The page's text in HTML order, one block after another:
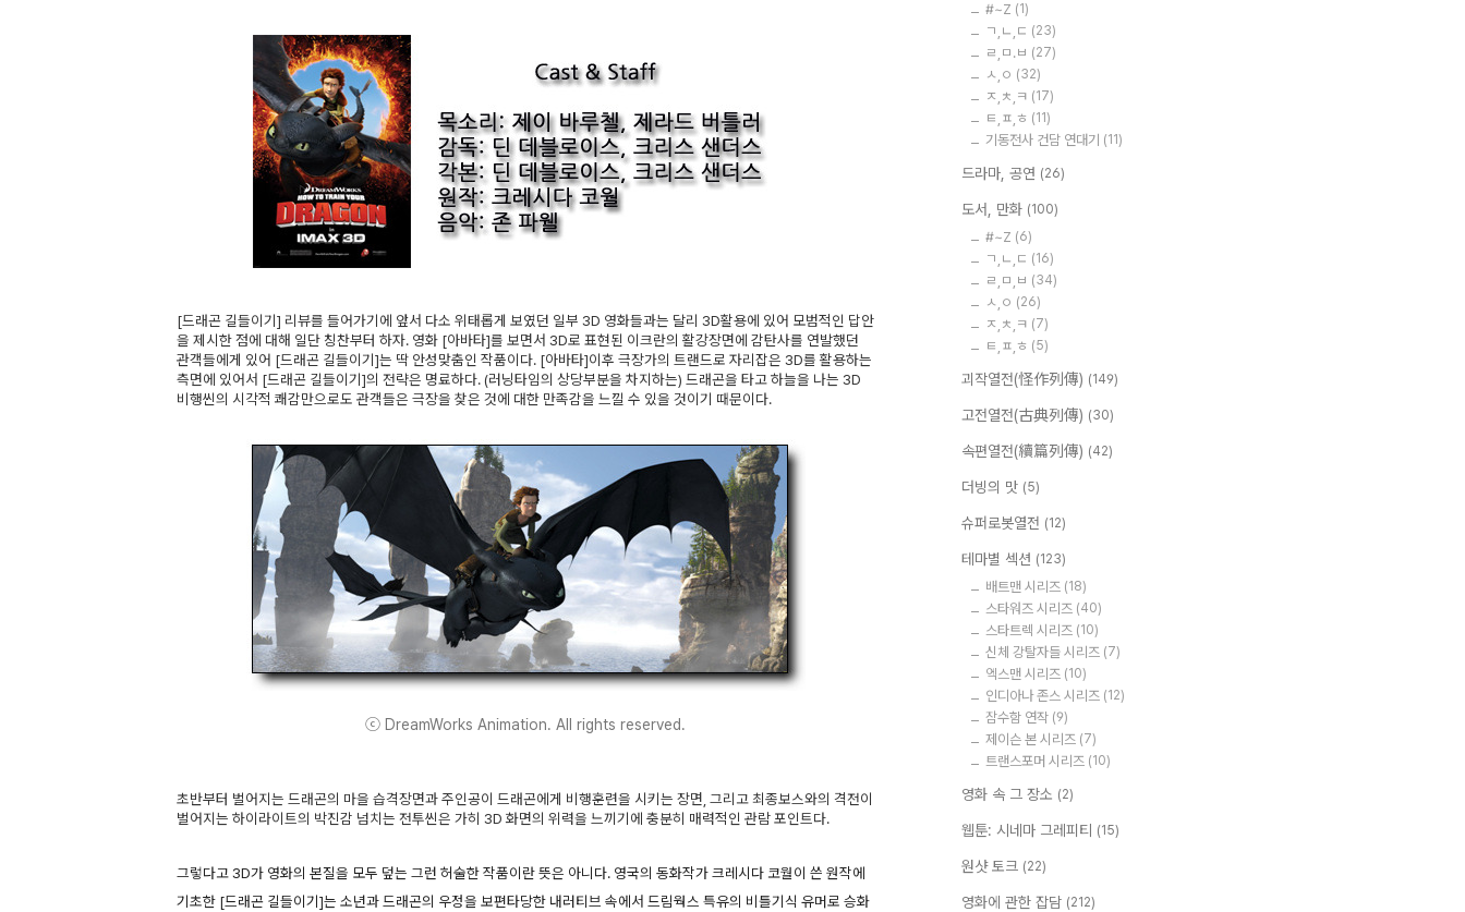
[드래곤 길들이기] 리뷰를 들어가기에 앞서 다소 위태롭게 보였던 일부 3D 영화들과는 달리 3D활용에 있어 모범적인 답안
을 제시한 점에 대해 일단 칭찬부터 하자. 영화 [아바타]를 보면서 3D로 표현된 이크란의 활강장면에 감탄사를 연발했던
관객들에게 있어 [드래곤 길들이기]는 딱 안성맞춤인 작품이다. [아바타]이후 극장가의 트랜드로 자리잡은 3D를 활용하는
측면에 있어서 [드래곤 길들이기]의 전략은 명료하다. (러닝타임의 상당부분을 차지하는) 드래곤을 타고 하늘을 나는 3D
비행씬의 시각적 쾌감만으로도 관객들은 극장을 찾은 것에 대한 만족감을 느낄 수 있을 것이기 때문이다.
ⓒ DreamWorks Animation. All rights reserved.
초반부터 벌어지는 드래곤의 마을 습격장면과 주인공이 드래곤에게 비행훈련을 시키는 장면, 그리고 최종보스와의 격전이
벌어지는 하이라이트의 박진감 넘치는 전투씬은 가히 3D 화면의 위력을 느끼기에 충분히 매력적인 관람 포인트다.
그렇다고 3D가 영화의 본질을 모두 덮는 그런 허술한 작품이란 뜻은 아니다. 영국의 동화작가 크레시다 코월이 쓴 원작에
기초한 [드래곤 길들이기]는 소년과 드래곤의 우정을 보편타당한 내러티브 속에서 드림웍스 특유의 비틀기식 유머로 승화
#~Z (1)
ㄱ,ㄴ,ㄷ (23)
ㄹ,ㅁ.ㅂ (27)
ㅅ,ㅇ (32)
ㅈ,ㅊ,ㅋ (17)
ㅌ,ㅍ,ㅎ (11)
기동전사 건담 연대기 (11)
드라마, 공연 (26)
도서, 만화 (100)
#~Z (6)
ㄱ,ㄴ,ㄷ (16)
ㄹ,ㅁ,ㅂ (34)
ㅅ,ㅇ (26)
ㅈ,ㅊ,ㅋ (7)
ㅌ,ㅍ,ㅎ (5)
괴작열전(怪作列傳) (149)
고전열전(古典列傳) (30)
속편열전(續篇列傳) (42)
더빙의 맛 (5)
슈퍼로봇열전 (12)
테마별 섹션 (123)
배트맨 시리즈 (18)
스타워즈 시리즈 (40)
스타트렉 시리즈 (10)
신체 강탈자들 시리즈 (7)
엑스맨 시리즈 (10)
인디아나 존스 시리즈 (12)
잠수함 연작 (9)
제이슨 본 시리즈 (7)
트랜스포머 시리즈 (10)
영화 속 그 장소 (2)
웹툰: 시네마 그레피티 (15)
원샷 토크 (22)
영화에 관한 잡담 (212)